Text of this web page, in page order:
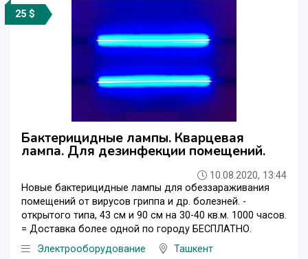
25 $
Бактерицидные лампы. Кварцевая
лампа. Для дезинфекции помещений.
10.08.2020, 13:44
Новые бактерицидные лампы для обеззараживания
помещений от вирусов гриппа и др. болезней. -
открытого типа, 43 см и 90 см на 30-40 кв.м. 1000 часов.
= Доставка более одной по городу БЕСПЛАТНО.
Электрооборудование
Ташкент